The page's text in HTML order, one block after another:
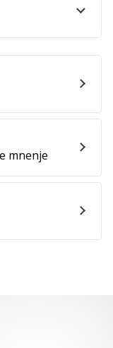
mnenje